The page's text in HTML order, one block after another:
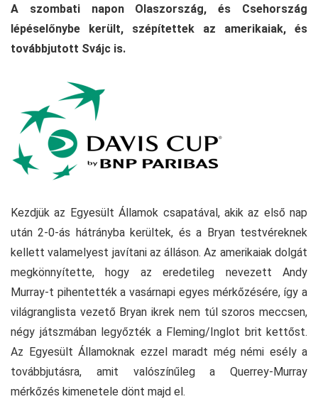
A szombati napon Olaszország, és Csehország
lépéselőnybe került, szépítettek az amerikaiak, és
továbbjutott Svájc is.
Kezdjük az Egyesült Államok csapatával, akik az első nap
után 2-0-ás hátrányba kerültek, és a Bryan testvéreknek
kellett valamelyest javítani az álláson. Az amerikaiak dolgát
megkönnyítette, hogy az eredetileg nevezett Andy
Murray-t pihentették a vasárnapi egyes mérkőzésére, így a
világranglista vezető Bryan ikrek nem túl szoros meccsen,
négy játszmában legyőzték a Fleming/Inglot brit kettőst.
Az Egyesült Államoknak ezzel maradt még némi esély a
továbbjutásra, amit valószínűleg a Querrey-Murray
mérkőzés kimenetele dönt majd el.